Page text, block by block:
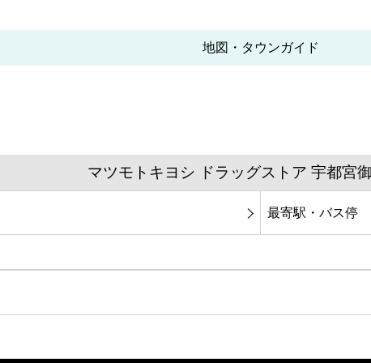
地図・タウンガイド
マツモトキヨシ ドラッグストア 宇都宮
最寄駅・バス停